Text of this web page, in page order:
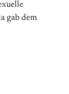
gab dem